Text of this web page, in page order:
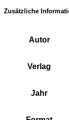
Zusätzliche
Autor
Verlag
Jahr